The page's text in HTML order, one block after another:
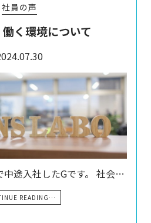
社員の声
く環境について
中途入社したGです。 社会…
READING…